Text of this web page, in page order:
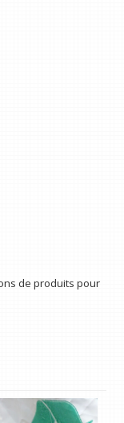
de produits pour